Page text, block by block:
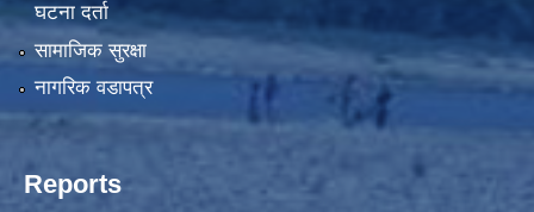
घटना दर्ता
सामाजिक सुरक्षा
नागरिक वडापत्र
Reports